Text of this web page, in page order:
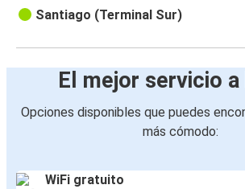
Santiago (Terminal Sur)
El mejor servicio
Opciones disponibles que puedes
más cómodo:
WiFi gratuito